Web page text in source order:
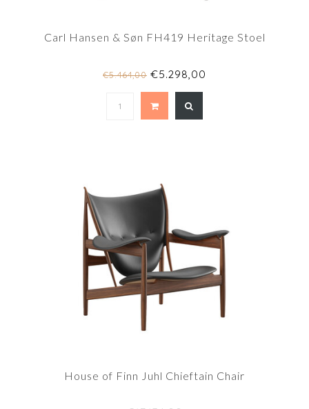
Carl Hansen & Søn FH419 Heritage Stoel
€5.464,00 €5.298,00
House of Finn Juhl Chieftain Chair